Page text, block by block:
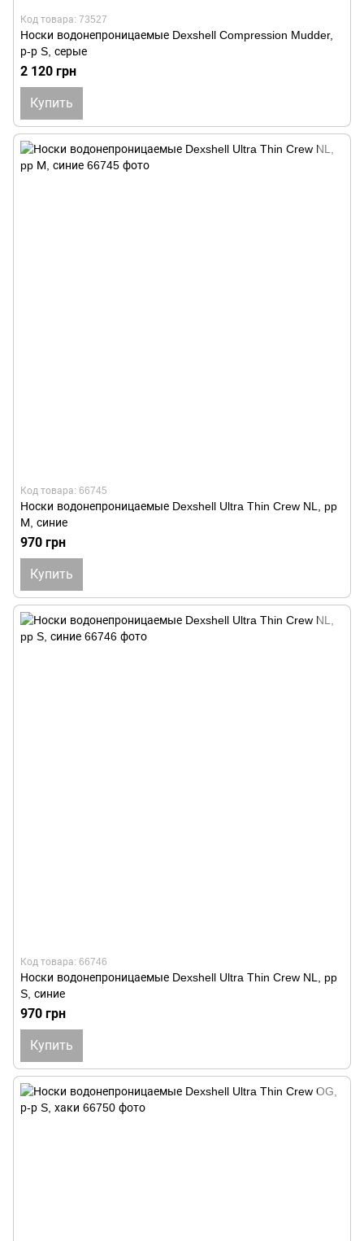
Код товара: 73527
Носки водонепроницаемые Dexshell Compression Mudder,
р-р S, серые
2 120 грн
Купить
Код товара: 66745
Носки водонепроницаемые Dexshell Ultra Thin Crew NL, pp
М, синие
970 грн
Купить
Код товара: 66746
Носки водонепроницаемые Dexshell Ultra Thin Crew NL, pp
S, синие
970 грн
Купить